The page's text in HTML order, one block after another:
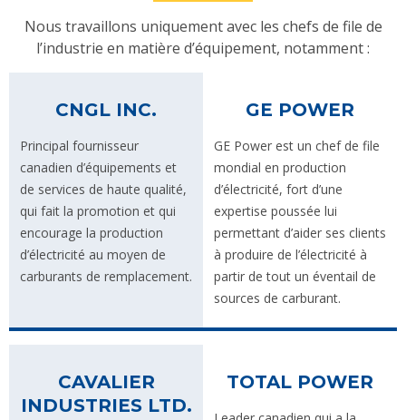
Nous travaillons uniquement avec les chefs de file de
l’industrie en matière d’équipement, notamment :
CNGL INC.
Principal fournisseur
canadien d’équipements et
de services de haute qualité,
qui fait la promotion et qui
encourage la production
d’électricité au moyen de
carburants de remplacement.
GE POWER
GE Power est un chef de file
mondial en production
d’électricité, fort d’une
expertise poussée lui
permettant d’aider ses clients
à produire de l’électricité à
partir de tout un éventail de
sources de carburant.
CAVALIER
INDUSTRIES LTD.
TOTAL POWER